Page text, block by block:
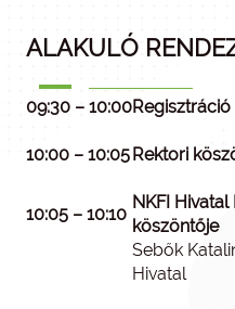
ALAKULÓ
09:30 – 10:00Regisztráció
10:00 – 10:05 Rektori
10:05 – 10:10
NKFI
köszöntője
Sebők
Hivatal